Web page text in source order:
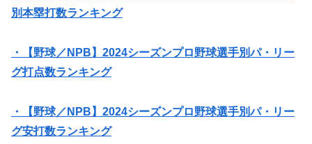
別本塁打数ランキング
・【野球／NPB】2024シーズンプロ野球選手別パ・リー
グ打点数ランキング
・【野球／NPB】2024シーズンプロ野球選手別パ・リー
グ安打数ランキング